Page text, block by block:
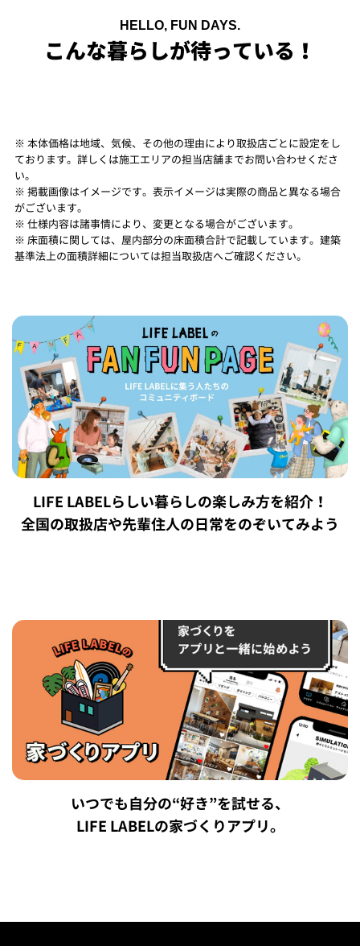
HELLO, FUN DAYS.
こんな暮らしが待っている！
※ 本体価格は地域、気候、その他の理由により取扱店ごとに設定をし
ております。詳しくは施工エリアの担当店舗までお問い合わせくださ
い。
※ 掲載画像はイメージです。表示イメージは実際の商品と異なる場合
がございます。
※ 仕様内容は諸事情により、変更となる場合がございます。
※ 床面積に関しては、屋内部分の床面積合計で記載しています。建築
基準法上の面積詳細については担当取扱店へご確認ください。
LIFE LABELらしい暮らしの楽しみ方を紹介！
全国の取扱店や先輩住人の日常をのぞいてみよう
いつでも自分の“好き”を試せる、
LIFE LABELの家づくりアプリ。